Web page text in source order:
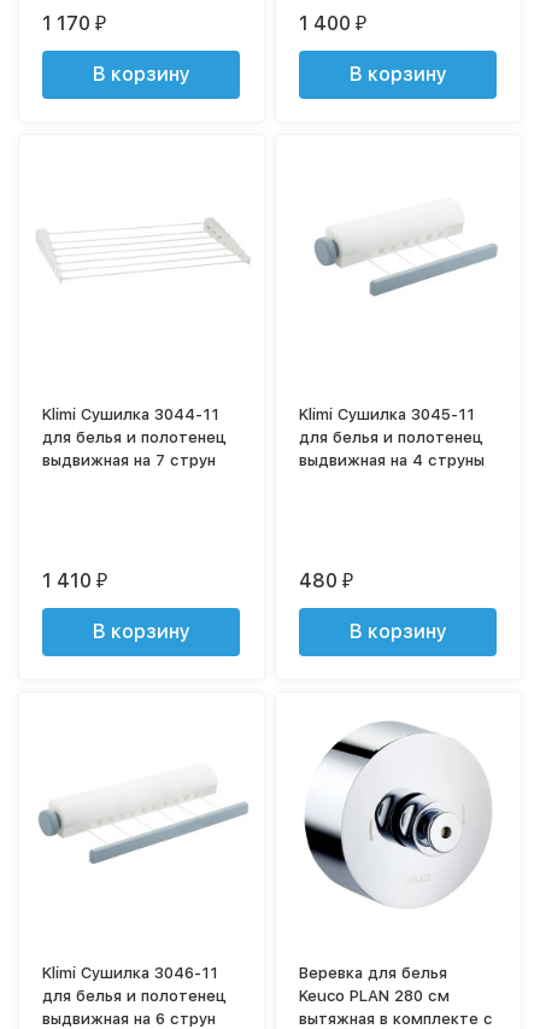
1 170₽
В корзину
1 400₽
В корзину
Klimi Сушилка 3044-11
для белья и полотенец
выдвижная на 7 струн
1 410₽
В корзину
Klimi Сушилка 3045-11
для белья и полотенец
выдвижная на 4 струны
480₽
В корзину
Klimi Сушилка 3046-11
для белья и полотенец
выдвижная на 6 струн
Веревка для белья
Keuco PLAN 280 см
вытяжная в комплекте с